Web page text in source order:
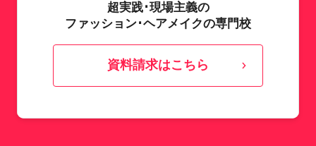
超実践･現場主義の
ファッション･ヘアメイクの専門校
資料請求はこちら